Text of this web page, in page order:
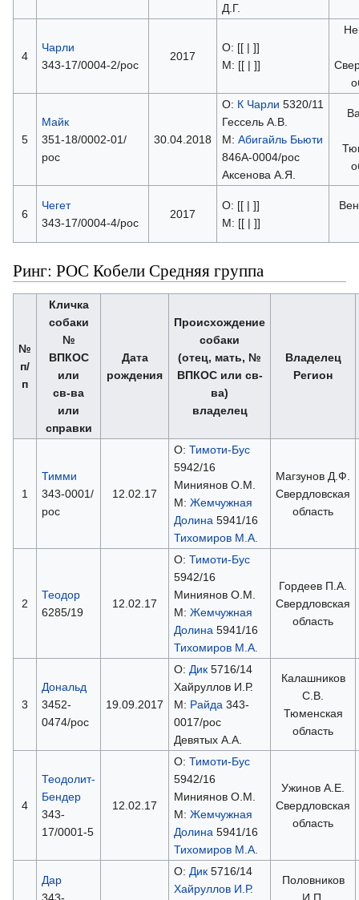
Д.Г.
4
Чарли
343-17/0004-2/рос
2017
О: [[ | ]]
М: [[ | ]]
5
Майк
351-18/0002-01/
рос
30.04.2018
О: К Чарли 5320/11
Гессель А.В.
М: Абигайль Бьюти
846А-0004/рос
Аксенова А.Я.
6
Чегет
343-17/0004-4/рос
2017
О: [[ | ]]
М: [[ | ]]
Ринг: РОС Кобели Средняя группа
№
п/
п
Кличка
собаки
№
ВПКОС
или
св-ва
или
справки
Дата
рождения
Происхождение
собаки
(отец, мать, №
ВПКОС или св-
ва)
владелец
Владелец
Регион
1
Тимми
343-0001/
рос
12.02.17
О: Тимоти-Бус
5942/16
Миниянов О.М.
М: Жемчужная
Долина 5941/16
Тихомиров М.А.
Магзунов Д.Ф.
Свердловская
область
2
Теодор
6285/19
12.02.17
О: Тимоти-Бус
5942/16
Миниянов О.М.
М: Жемчужная
Долина 5941/16
Тихомиров М.А.
Гордеев П.А.
Свердловская
область
3
Дональд
3452-
0474/рос
19.09.2017
О: Дик5716/14
Хайруллов И.Р.
М: Райда 343-
0017/рос
Девятых А.А.
Калашников
С.В.
Тюменская
область
4
Теодолит-
Бендер
343-
17/0001-5
12.02.17
О: Тимоти-Бус
5942/16
Миниянов О.М.
М: Жемчужная
Долина 5941/16
Тихомиров М.А.
Ужинов А.Е.
Свердловская
область
Дар
О: Дик5716/14
Хайруллов И.Р.
Половников